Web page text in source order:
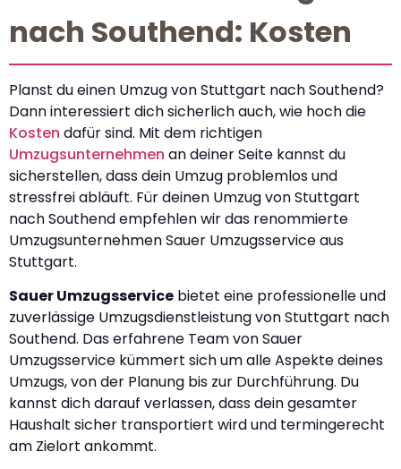
nach Southend: Kosten
Planst du einen Umzug von Stuttgart nach Southend?
Dann interessiert dich sicherlich auch, wie hoch die
Kosten dafür sind. Mit dem richtigen
Umzugsunternehmen an deiner Seite kannst du
sicherstellen, dass dein Umzug problemlos und
stressfrei abläuft. Für deinen Umzug von Stuttgart
nach Southend empfehlen wir das renommierte
Umzugsunternehmen Sauer Umzugsservice aus
Stuttgart.
Sauer Umzugsservice bietet eine professionelle und
zuverlässige Umzugsdienstleistung von Stuttgart nach
Southend. Das erfahrene Team von Sauer
Umzugsservice kümmert sich um alle Aspekte deines
Umzugs, von der Planung bis zur Durchführung. Du
kannst dich darauf verlassen, dass dein gesamter
Haushalt sicher transportiert wird und termingerecht
am Zielort ankommt.